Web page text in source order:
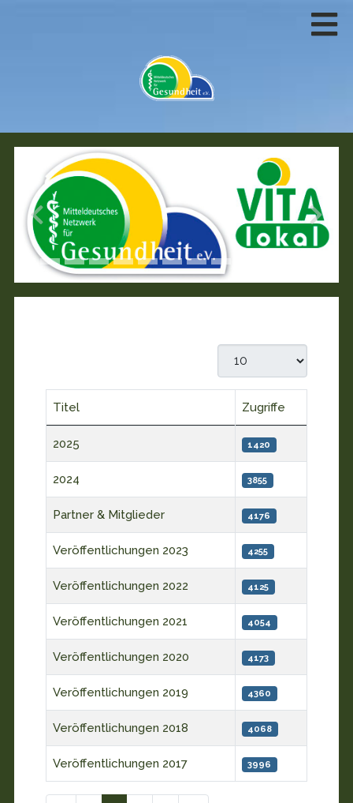
Anzeige #
Titel Zugriffe
2025 1420
2024 3855
Partner & Mitglieder 4176
Veröffentlichungen 2023 4255
Veröffentlichungen 2022 4125
Veröffentlichungen 2021 4054
Veröffentlichungen 2020 4173
Veröffentlichungen 2019 4360
Veröffentlichungen 2018 4068
Veröffentlichungen 2017 3996